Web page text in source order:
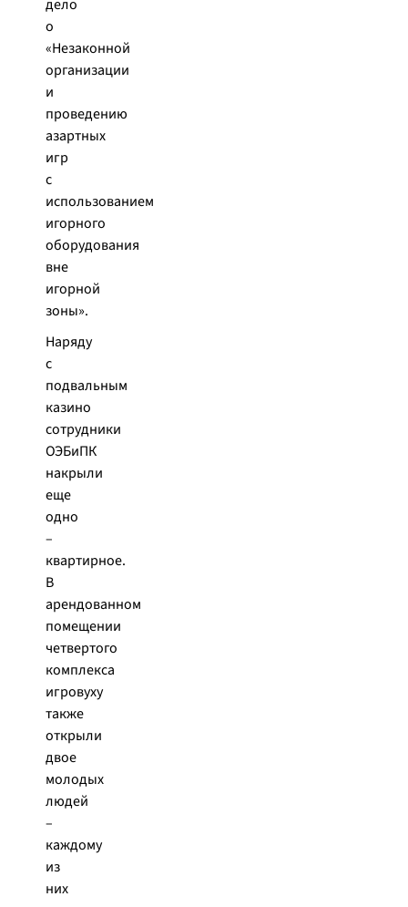
дело
о
«Незаконной
организации
и
проведению
азартных
игр
с
использованием
игорного
оборудования
вне
игорной
зоны».
Наряду
с
подвальным
казино
сотрудники
ОЭБиПК
накрыли
еще
одно
–
квартирное.
В
арендованном
помещении
четвертого
комплекса
игровуху
также
открыли
двое
молодых
людей
–
каждому
из
них